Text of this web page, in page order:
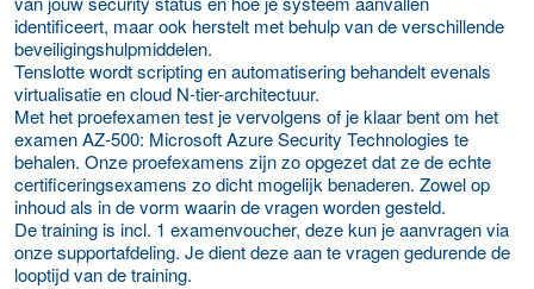
identificeert, maar ook herstelt met behulp van de verschillende
beveiligingshulpmiddelen.
Tenslotte wordt scripting en automatisering behandelt evenals
virtualisatie en cloud N-tier-architectuur.
Met het proefexamen test je vervolgens of je klaar bent om het
examen AZ-500: Microsoft Azure Security Technologies te
behalen. Onze proefexamens zijn zo opgezet dat ze de echte
certificeringsexamens zo dicht mogelijk benaderen. Zowel op
inhoud als in de vorm waarin de vragen worden gesteld.
De training is incl. 1 examenvoucher, deze kun je aanvragen via
onze supportafdeling. Je dient deze aan te vragen gedurende de
looptijd van de training.